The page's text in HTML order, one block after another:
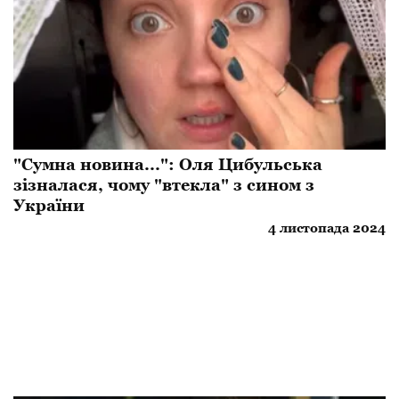
"Сумна новина...": Оля Цибульська
зізналася, чому "втекла" з сином з
України
4 листопада 2024